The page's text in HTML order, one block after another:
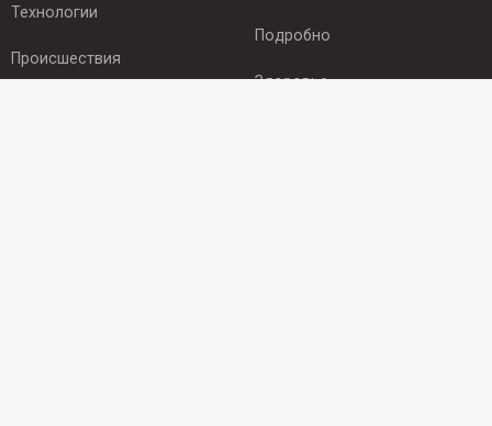
Технологии
Происшествия
Подробно
Здоровье